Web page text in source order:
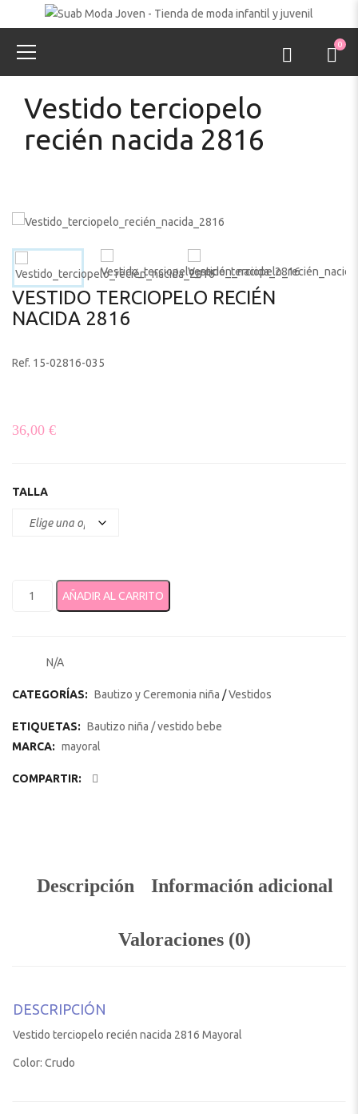
0
Vestido terciopelo
recién nacida 2816
VESTIDO TERCIOPELO RECIÉN
NACIDA 2816
Ref. 15-02816-035
36,00 €
TALLA
Vestido terciopelo recién nacida 2816 cantidad
AÑADIR AL CARRITO
N/A
CATEGORÍAS: Bautizo y Ceremonia niña /Vestidos
ETIQUETAS: Bautizo niña /vestido bebe
MARCA: mayoral
COMPARTIR:
Descripción Información adicional
Valoraciones (0)
DESCRIPCIÓN
Vestido terciopelo recién nacida 2816 Mayoral
Color: Crudo